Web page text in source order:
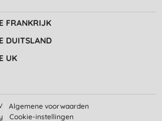
FRANKRIJK
DUITSLAND
UK
Algemene voorwaarden
Cookie-instellingen